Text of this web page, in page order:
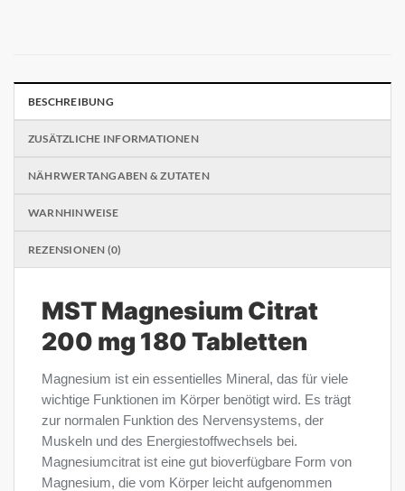
BESCHREIBUNG
ZUSÄTZLICHE INFORMATIONEN
NÄHRWERTANGABEN & ZUTATEN
WARNHINWEISE
REZENSIONEN (0)
MST Magnesium Citrat
200 mg 180 Tabletten
Magnesium ist ein essentielles Mineral, das für viele
wichtige Funktionen im Körper benötigt wird. Es trägt
zur normalen Funktion des Nervensystems, der
Muskeln und des Energiestoffwechsels bei.
Magnesiumcitrat ist eine gut bioverfügbare Form von
Magnesium, die vom Körper leicht aufgenommen